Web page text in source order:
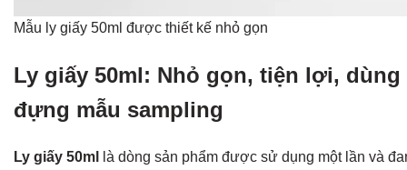
Mẫu ly giấy 50ml được thiết kế nhỏ gọn
Ly giấy 50ml: Nhỏ gọn, tiện lợi, dùng
đựng mẫu sampling
Ly giấy 50ml
là dòng sản phẩm được sử dụng một lần và